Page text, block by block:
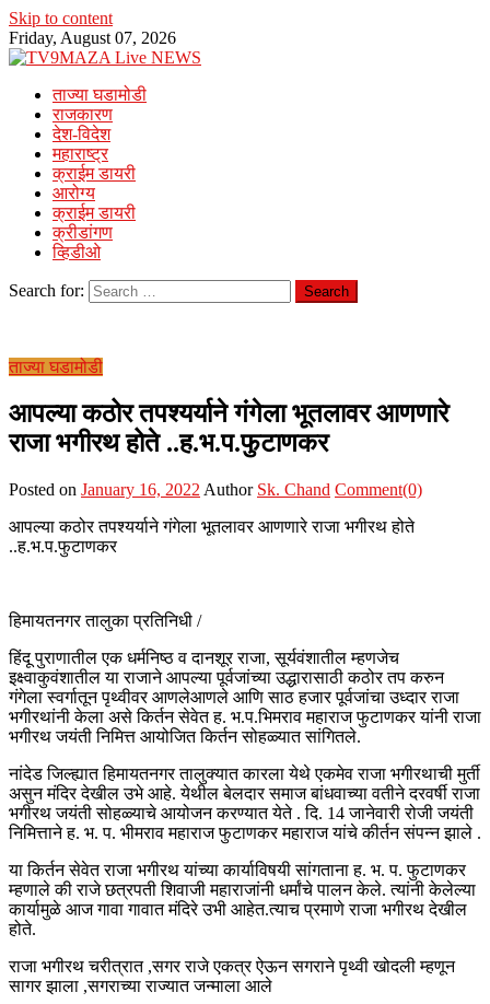
Skip to content
Friday, August 07, 2026
ताज्या घडामोडी
राजकारण
देश-विदेश
महाराष्ट्र
क्राईम डायरी
आरोग्य
क्राईम डायरी
क्रीडांगण
व्हिडीओ
Search for:
ताज्या घडामोडी
आपल्या कठोर तपश्यर्याने गंगेला भूतलावर आणणारे
राजा भगीरथ होते ..ह.भ.प.फुटाणकर
Posted on January 16, 2022 Author Sk. Chand Comment(0)
आपल्या कठोर तपश्यर्याने गंगेला भूतलावर आणणारे राजा भगीरथ होते
..ह.भ.प.फुटाणकर
हिमायतनगर तालुका प्रतिनिधी /
हिंदू पुराणातील एक धर्मनिष्ठ व दानशूर राजा, सूर्यवंशातील म्हणजेच
इक्ष्वाकुवंशातील या राजाने आपल्या पूर्वजांच्या उद्धारासाठी कठोर तप करुन
गंगेला स्वर्गातून पृथ्वीवर आणलेआणले आणि साठ हजार पूर्वजांचा उध्दार राजा
भगीरथांनी केला असे किर्तन सेवेत ह. भ.प.भिमराव महाराज फुटाणकर यांनी राजा
भगीरथ जयंती निमित्त आयोजित किर्तन सोहळ्यात सांगितले.
नांदेड जिल्ह्यात हिमायतनगर तालुक्यात कारला येथे एकमेव राजा भगीरथाची मुर्ती
असुन मंदिर देखील उभे आहे. येथील बेलदार समाज बांधवाच्या वतीने दरवर्षी राजा
भगीरथ जयंती सोहळ्याचे आयोजन करण्यात येते . दि. 14 जानेवारी रोजी जयंती
निमित्ताने ह. भ. प. भीमराव महाराज फुटाणकर महाराज यांचे कीर्तन संपन्न झाले .
या किर्तन सेवेत राजा भगीरथ यांच्या कार्याविषयी सांगताना ह. भ. प. फुटाणकर
म्हणाले की राजे छत्रपती शिवाजी महाराजांनी धर्मांचे पालन केले. त्यांनी केलेल्या
कार्यामुळे आज गावा गावात मंदिरे उभी आहेत.त्याच प्रमाणे राजा भगीरथ देखील
होते.
राजा भगीरथ चरीत्रात ,सगर राजे एकत्र ऐऊन सगराने पृथ्वी खोदली म्हणून
सागर झाला ,सगराच्या राज्यात जन्माला आले